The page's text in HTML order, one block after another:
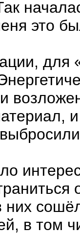
это
для
в том